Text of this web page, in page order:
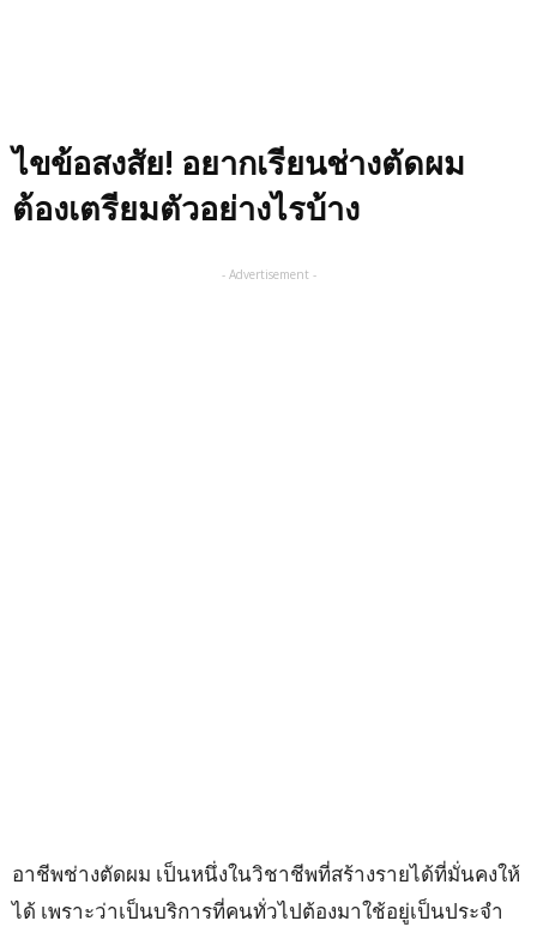
ไขข้อสงสัย! อยากเรียนช่างตัดผม
ต้องเตรียมตัวอย่างไรบ้าง
- Advertisement -
อาชีพช่างตัดผม เป็นหนึ่งในวิชาชีพที่สร้างรายได้ที่มั่นคงให้
ได้ เพราะว่าเป็นบริการที่คนทั่วไปต้องมาใช้อยู่เป็นประจำ